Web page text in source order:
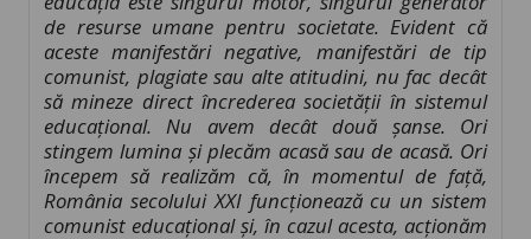
de resurse umane pentru societate. Evident că
aceste manifestări negative, manifestări de tip
comunist, plagiate sau alte atitudini, nu fac decât
să mineze direct încrederea societății în sistemul
educațional. Nu avem decât două șanse. Ori
stingem lumina și plecăm acasă sau de acasă. Ori
începem să realizăm că, în momentul de față,
România secolului XXI funcționează cu un sistem
comunist educațional și, în cazul acesta, acționăm